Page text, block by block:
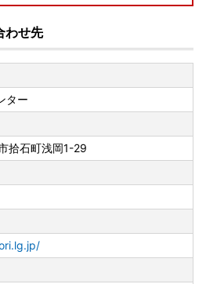
ます。
わせ先
ター
拾石町浅岡1-29